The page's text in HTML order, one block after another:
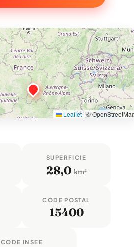
Leaflet|©
SUPERFICIE
28,0 km²
CODE POSTAL
15400
CODE INSEE